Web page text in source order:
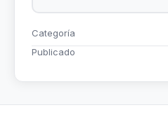
Categoría
Publicado